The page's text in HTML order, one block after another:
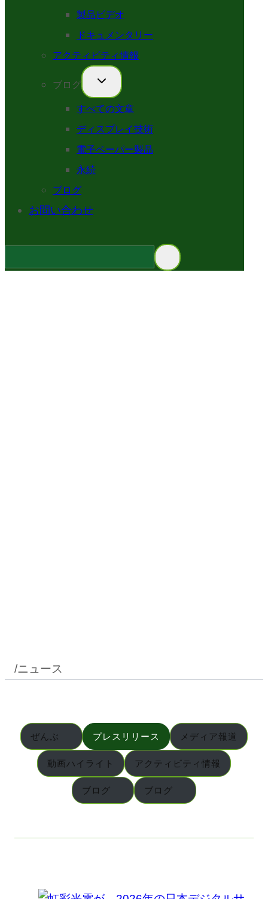
製品ビデオ
ドキュメンタリー
アクティビティ情報
ブログ
すべての文章
ディスプレイ技術
電子ペーパー製品
永続
ブログ
お問い合わせ
/ニュース
ぜんぶ プレスリリース メディア報道
動画ハイライト アクティビティ情報
ブログ ブログ